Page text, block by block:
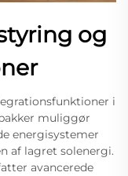
og
i
muliggør
energisystemer
af lagret solenergi.
avancerede